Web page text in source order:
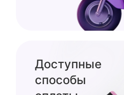
Доступные
способы